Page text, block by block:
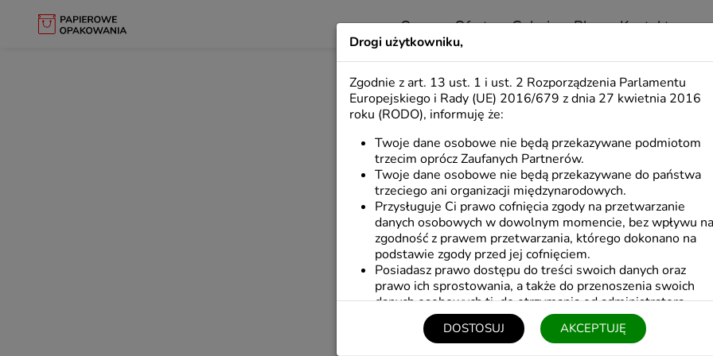
O nas Oferta Galeria Blog Kontakt
SCHOWEK
Twój schowek jest pusty
Drogi użytkowniku,
Zgodnie z art. 13 ust. 1 i ust. 2 Rozporządzenia Parlamentu
Europejskiego i Rady (UE) 2016/679 z dnia 27 kwietnia 2016
roku (RODO), informuję że:
Twoje dane osobowe nie będą przekazywane podmiotom
trzecim oprócz Zaufanych Partnerów.
Twoje dane osobowe nie będą przekazywane do państwa
trzeciego ani organizacji międzynarodowych.
Przysługuje Ci prawo cofnięcia zgody na przetwarzanie
danych osobowych w dowolnym momencie, bez wpływu na
zgodność z prawem przetwarzania, którego dokonano na
podstawie zgody przed jej cofnięciem.
Posiadasz prawo dostępu do treści swoich danych oraz
prawo ich sprostowania, a także do przenoszenia swoich
danych osobowych tj. do otrzymania od administratora
Pani/Pana danych osobowych, w ustrukturyzowanym
powszechnie używanym formacie nadającym się do odczytu
DOSTOSUJ AKCEPTUJĘ